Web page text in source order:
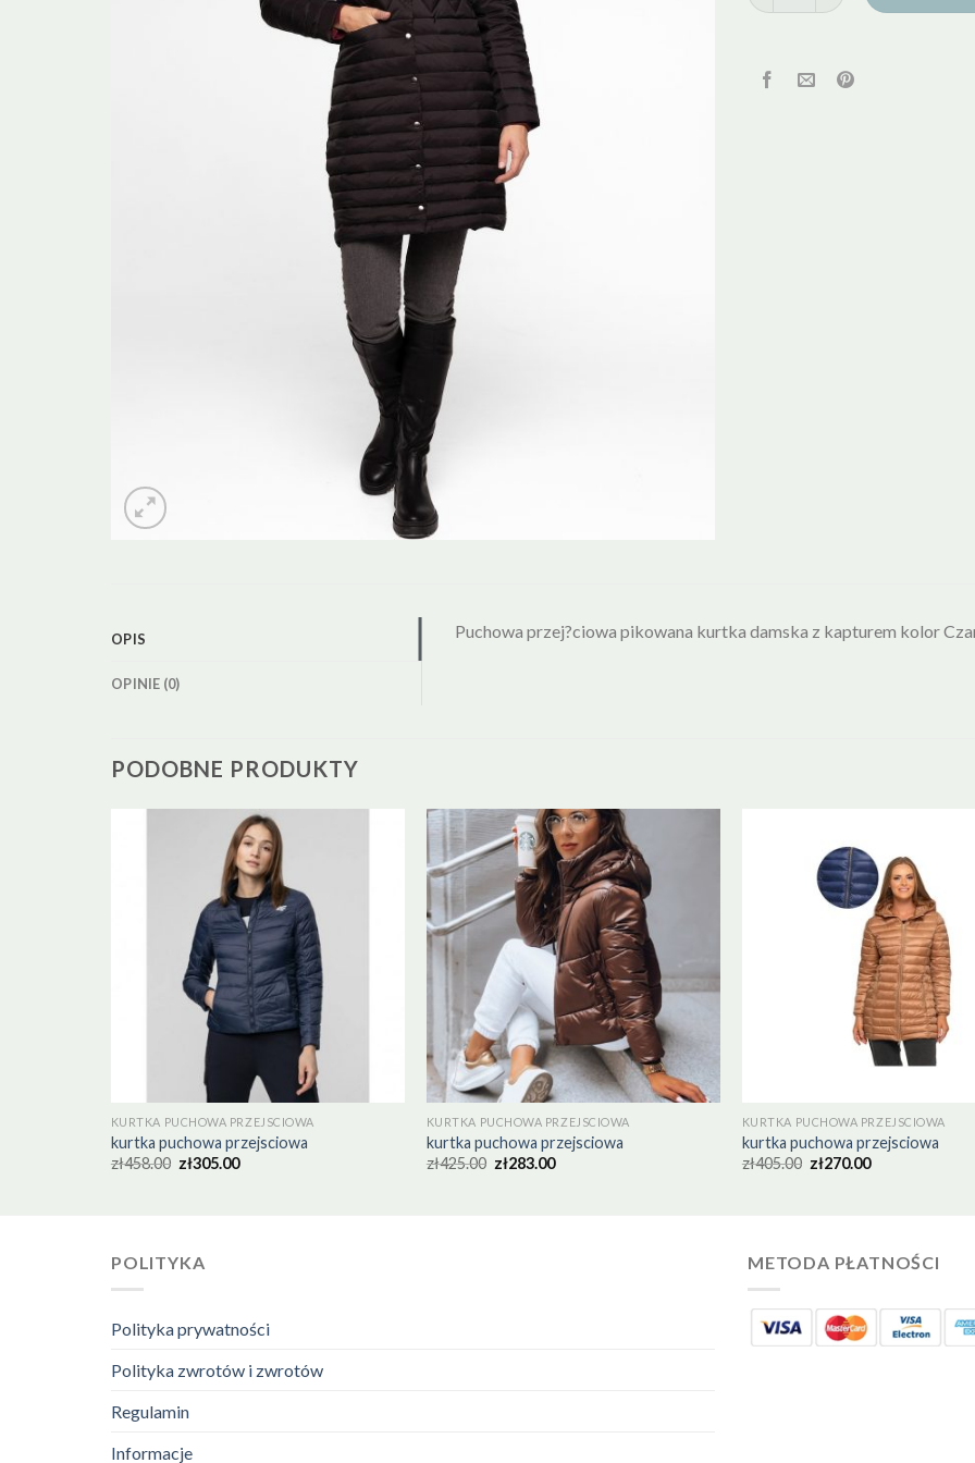
OPIS
OPINIE (0)
Puchowa przej?ciowa pikowana kurtka damska z kapturem kolor
PODOBNE PRODUKTY
KURTKA PUCHOWA PRZEJSCIOWA
kurtka puchowa przejsciowa
zł458.00 zł305.00
KURTKA PUCHOWA PRZEJSCIOWA
kurtka puchowa przejsciowa
zł425.00 zł283.00
KURTKA PUCHOWA PRZEJSCIOWA
kurtka puchowa przejsciowa
zł405.00 zł270.00
POLITYKA
Polityka prywatności
Polityka zwrotów i zwrotów
Regulamin
Informacje
METODA PŁATNOŚCI